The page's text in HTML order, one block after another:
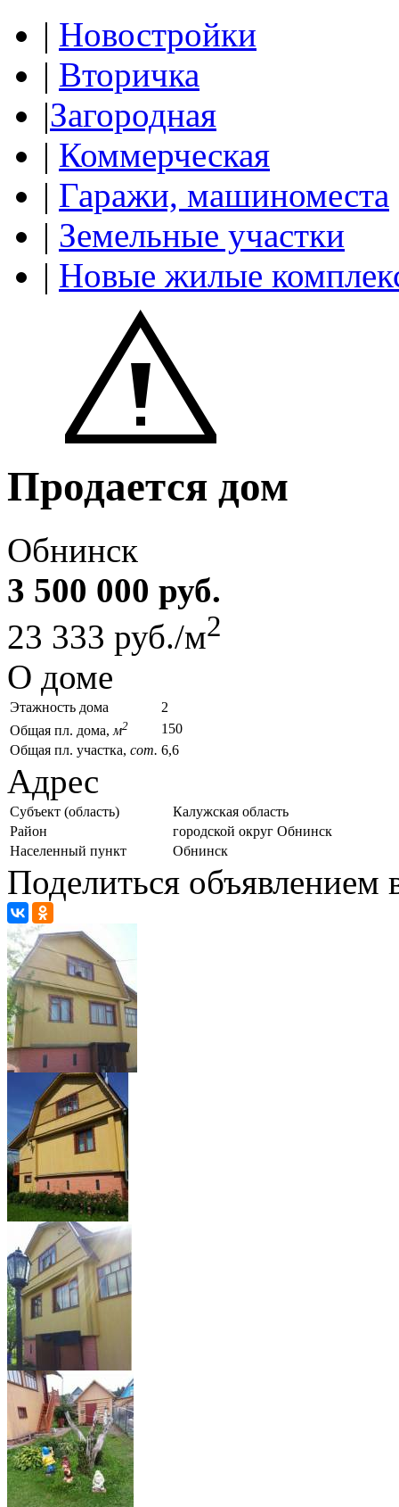
| Новостройки
| Вторичка
|Загородная
| Коммерческая
| Гаражи, машиноместа
| Земельные участки
| Новые жилые
Продается дом
Обнинск
3 500 000 руб.
23 333 руб./м2
О доме
Этажность дома
2
Общая пл. дома, м2
150
Общая пл. участка, сот. 6,6
Адрес
Субъект (область)
Калужская область
Район
городской округ Обнинск
Населенный пункт
Обнинск
Поделиться объявлением